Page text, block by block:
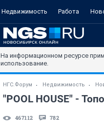
Недвижимость Работа
На информационном ресурсе
использование.
НГС.Форум Недвижимость
"POOL HOUSE" -
467112 782